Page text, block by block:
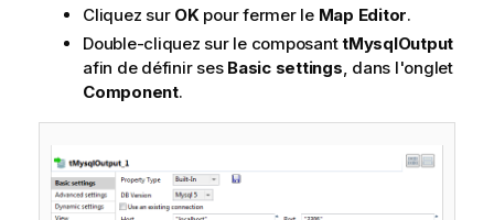
r
a
o
s
Cliquez sur OK pour fermer le Map Editor.
Double-cliquez sur le composanttMysqlOutput
afin de définir ses Basic settings , dans l'onglet
Component.